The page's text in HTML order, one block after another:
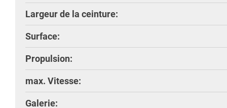
Largeur de la ceinture:
Surface:
Propulsion:
max. Vitesse:
Galerie: